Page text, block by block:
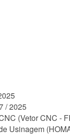
/ 2025
(Vetor CNC -
Usinagem